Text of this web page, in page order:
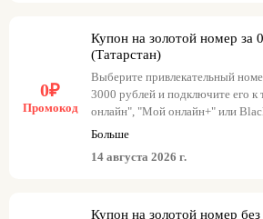
тарифом Black.
0₽
Промокод
Купон на золотой номер за
(Татарстан)
Выберите привлекательный
3000 рублей и подключите его к
онлайн", "Мой онлайн+" или
промокод при оформлении заказа,
Примеры промокодов: -
Больше
14 августа 2026 г.
Купон на золотой номер